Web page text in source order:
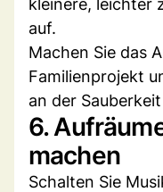
kleinere, leichter
auf.
Machen Sie das
Familienprojekt
an der
6.
machen
Schalten Sie